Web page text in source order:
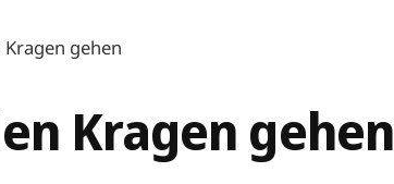
gehen
Kragen gehen